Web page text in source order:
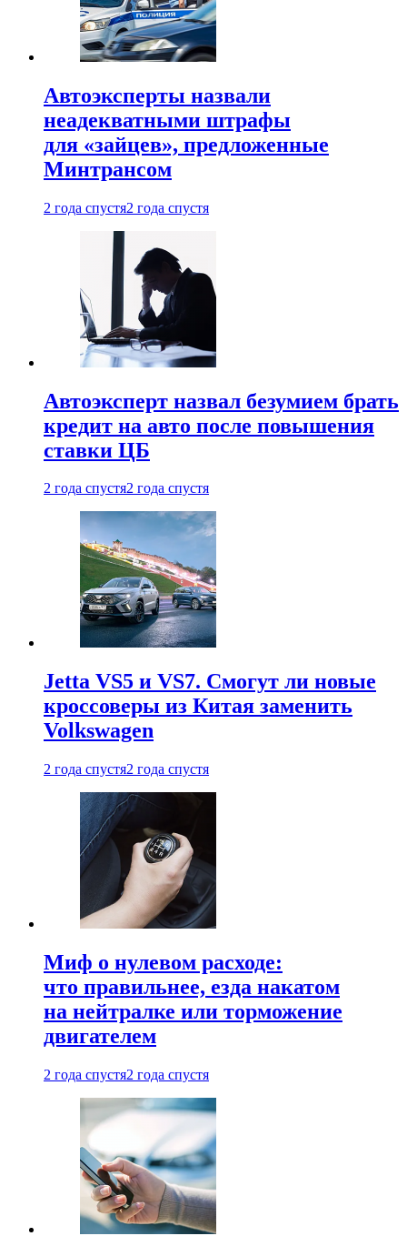
Автоэксперты назвали
неадекватными штрафы
для «зайцев», предложенные
Минтрансом
2 года спустя2 года спустя
Автоэксперт назвал безумием брать
кредит на авто после повышения
ставки ЦБ
2 года спустя2 года спустя
Jetta VS5 и VS7. Смогут ли новые
кроссоверы из Китая заменить
Volkswagen
2 года спустя2 года спустя
Миф о нулевом расходе:
что правильнее, езда накатом
на нейтралке или торможение
двигателем
2 года спустя2 года спустя